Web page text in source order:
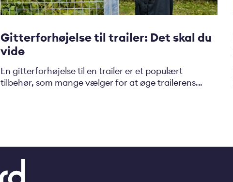
Gitterforhøjelse til trailer: Det skal du
vide
En gitterforhøjelse til en trailer er et populært
tilbehør, som mange vælger for at øge trailerens...